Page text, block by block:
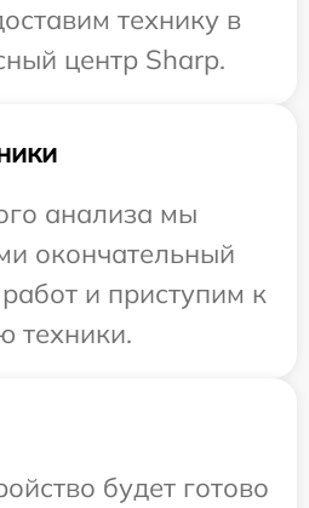
технику в
центр Sharp.
анализа мы
окончательный
и приступим к
техники.
будет готово